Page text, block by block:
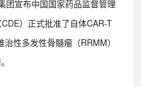
团宣布中国国家药品监督管理
）正式批准了自体CAR-T
性多发性骨髓瘤（RRMM）